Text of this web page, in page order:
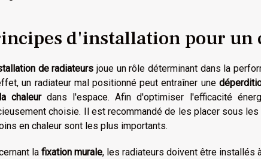
d'installation pour un
de radiateurs joue un rôle déterminant dans la
un radiateur mal positionné peut entraîner une
chaleurdans l'espace. Afin d'optimiser l'efficacité
choisie. Il est recommandé de les placer sous
en chaleur sont les plus importants.
la fixation murale, les radiateurs doivent être installés